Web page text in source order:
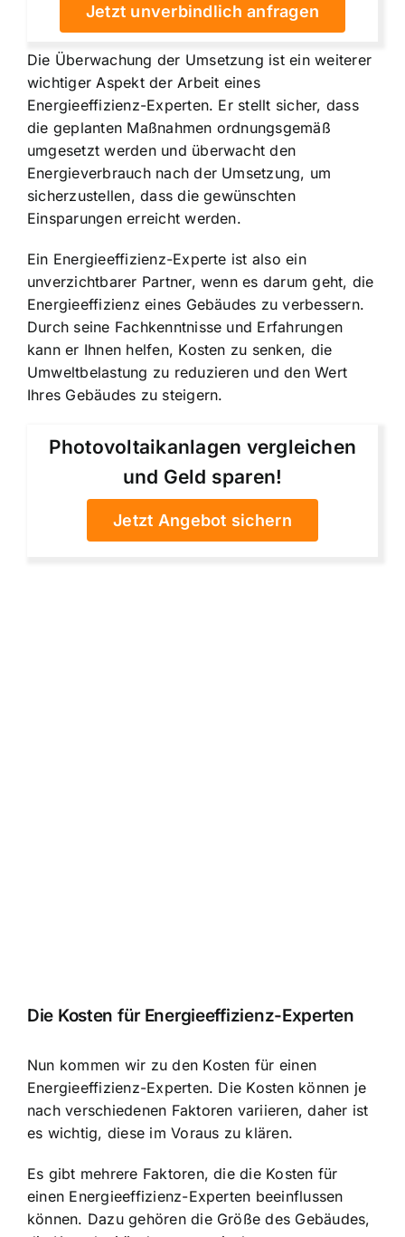
Jetzt unverbindlich anfragen
Die Überwachung der Umsetzung ist ein weiterer
wichtiger Aspekt der Arbeit eines
Energieeffizienz-Experten. Er stellt sicher, dass
die geplanten Maßnahmen ordnungsgemäß
umgesetzt werden und überwacht den
Energieverbrauch nach der Umsetzung, um
sicherzustellen, dass die gewünschten
Einsparungen erreicht werden.
Ein Energieeffizienz-Experte ist also ein
unverzichtbarer Partner, wenn es darum geht, die
Energieeffizienz eines Gebäudes zu verbessern.
Durch seine Fachkenntnisse und Erfahrungen
kann er Ihnen helfen, Kosten zu senken, die
Umweltbelastung zu reduzieren und den Wert
Ihres Gebäudes zu steigern.
Photovoltaikanlagen vergleichen
und Geld sparen!
Jetzt Angebot sichern
Die Kosten für Energieeffizienz-Experten
Nun kommen wir zu den Kosten für einen
Energieeffizienz-Experten. Die Kosten können je
nach verschiedenen Faktoren variieren, daher ist
es wichtig, diese im Voraus zu klären.
Es gibt mehrere Faktoren, die die Kosten für
einen Energieeffizienz-Experten beeinflussen
können. Dazu gehören die Größe des Gebäudes,